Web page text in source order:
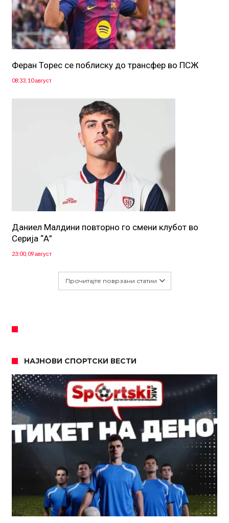
Феран Торес се поблиску до трансфер во ПСЖ
08:33, 10 август
Даниел Малдини повторно го смени клубот во
Серија “А”
23:00, 09 август
Прочитајте поврзани статии
НАЈНОВИ СПОРТСКИ ВЕСТИ